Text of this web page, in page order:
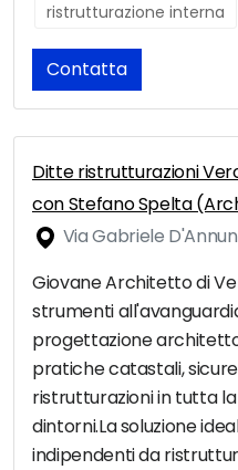
ristrutturazione interna
Contatta
Ditte ristrutturazioni
con Stefano Spelta
Via Gabriele
Giovane Architetto di
strumenti
progettazione
pratiche catastali,
ristrutturazioni in tutta
dintorni.La soluzione
indipendenti da